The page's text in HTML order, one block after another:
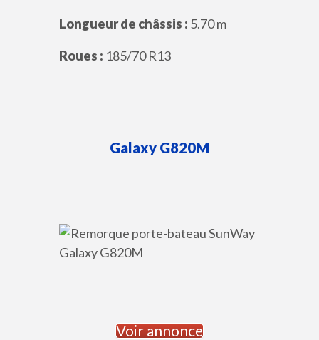
Longueur de châssis : 5.70 m
Roues : 185/70 R13
Galaxy G820M
Voir annonce